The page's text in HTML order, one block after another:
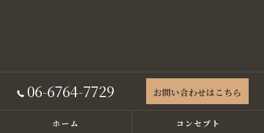
06-6764-7729 お問い合わせはこちら
ホーム コンセプト